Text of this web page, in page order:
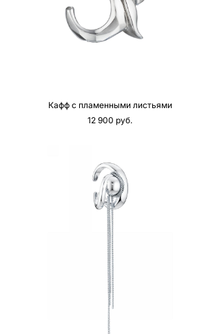
Кафф с пламенными листьями
12 900 pуб.